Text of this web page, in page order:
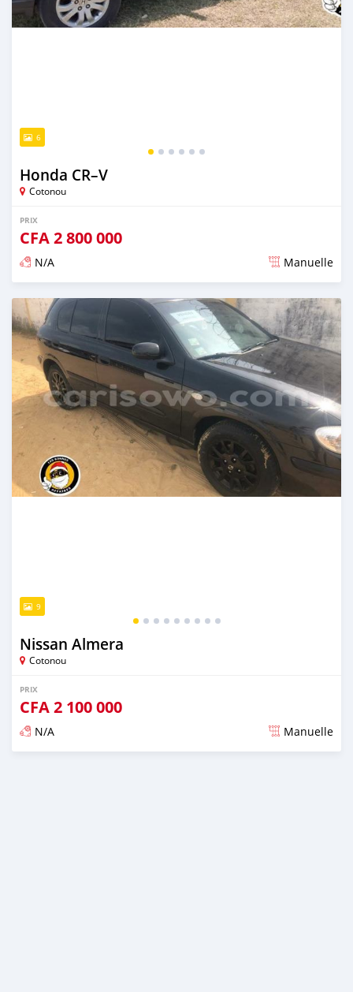
6
Honda CR–V
Cotonou
PRIX
CFA2 800 000
N/A Manuelle
Publié il y a presque 6 ans
9
Nissan Almera
Cotonou
PRIX
CFA2 100 000
N/A Manuelle